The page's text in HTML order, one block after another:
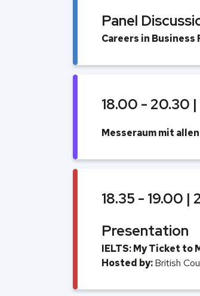
Panel
Careers in Business
18.00 - 20.30
Messeraum mit
18.35 - 19.00 |
Presentation
IELTS: My Ticket to
Hosted by:British